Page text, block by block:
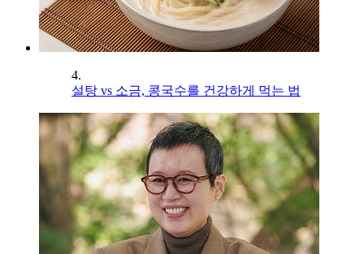
4.
설탕 vs 소금, 콩국수를 건강하게 먹는 법